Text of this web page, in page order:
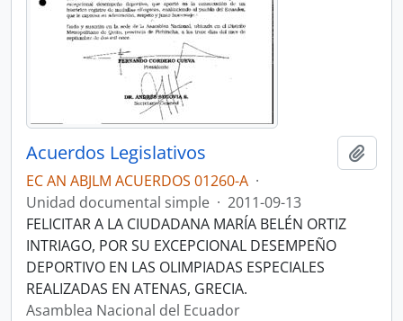
Acuerdos Legislativos
EC AN ABJLM ACUERDOS 01260-A ·
Unidad documental simple · 2011-09-13
FELICITAR A LA CIUDADANA MARÍA BELÉN ORTIZ
INTRIAGO, POR SU EXCEPCIONAL DESEMPEÑO
DEPORTIVO EN LAS OLIMPIADAS ESPECIALES
REALIZADAS EN ATENAS, GRECIA.
Asamblea Nacional del Ecuador